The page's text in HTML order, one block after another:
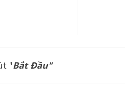
"Bắt Đầu"